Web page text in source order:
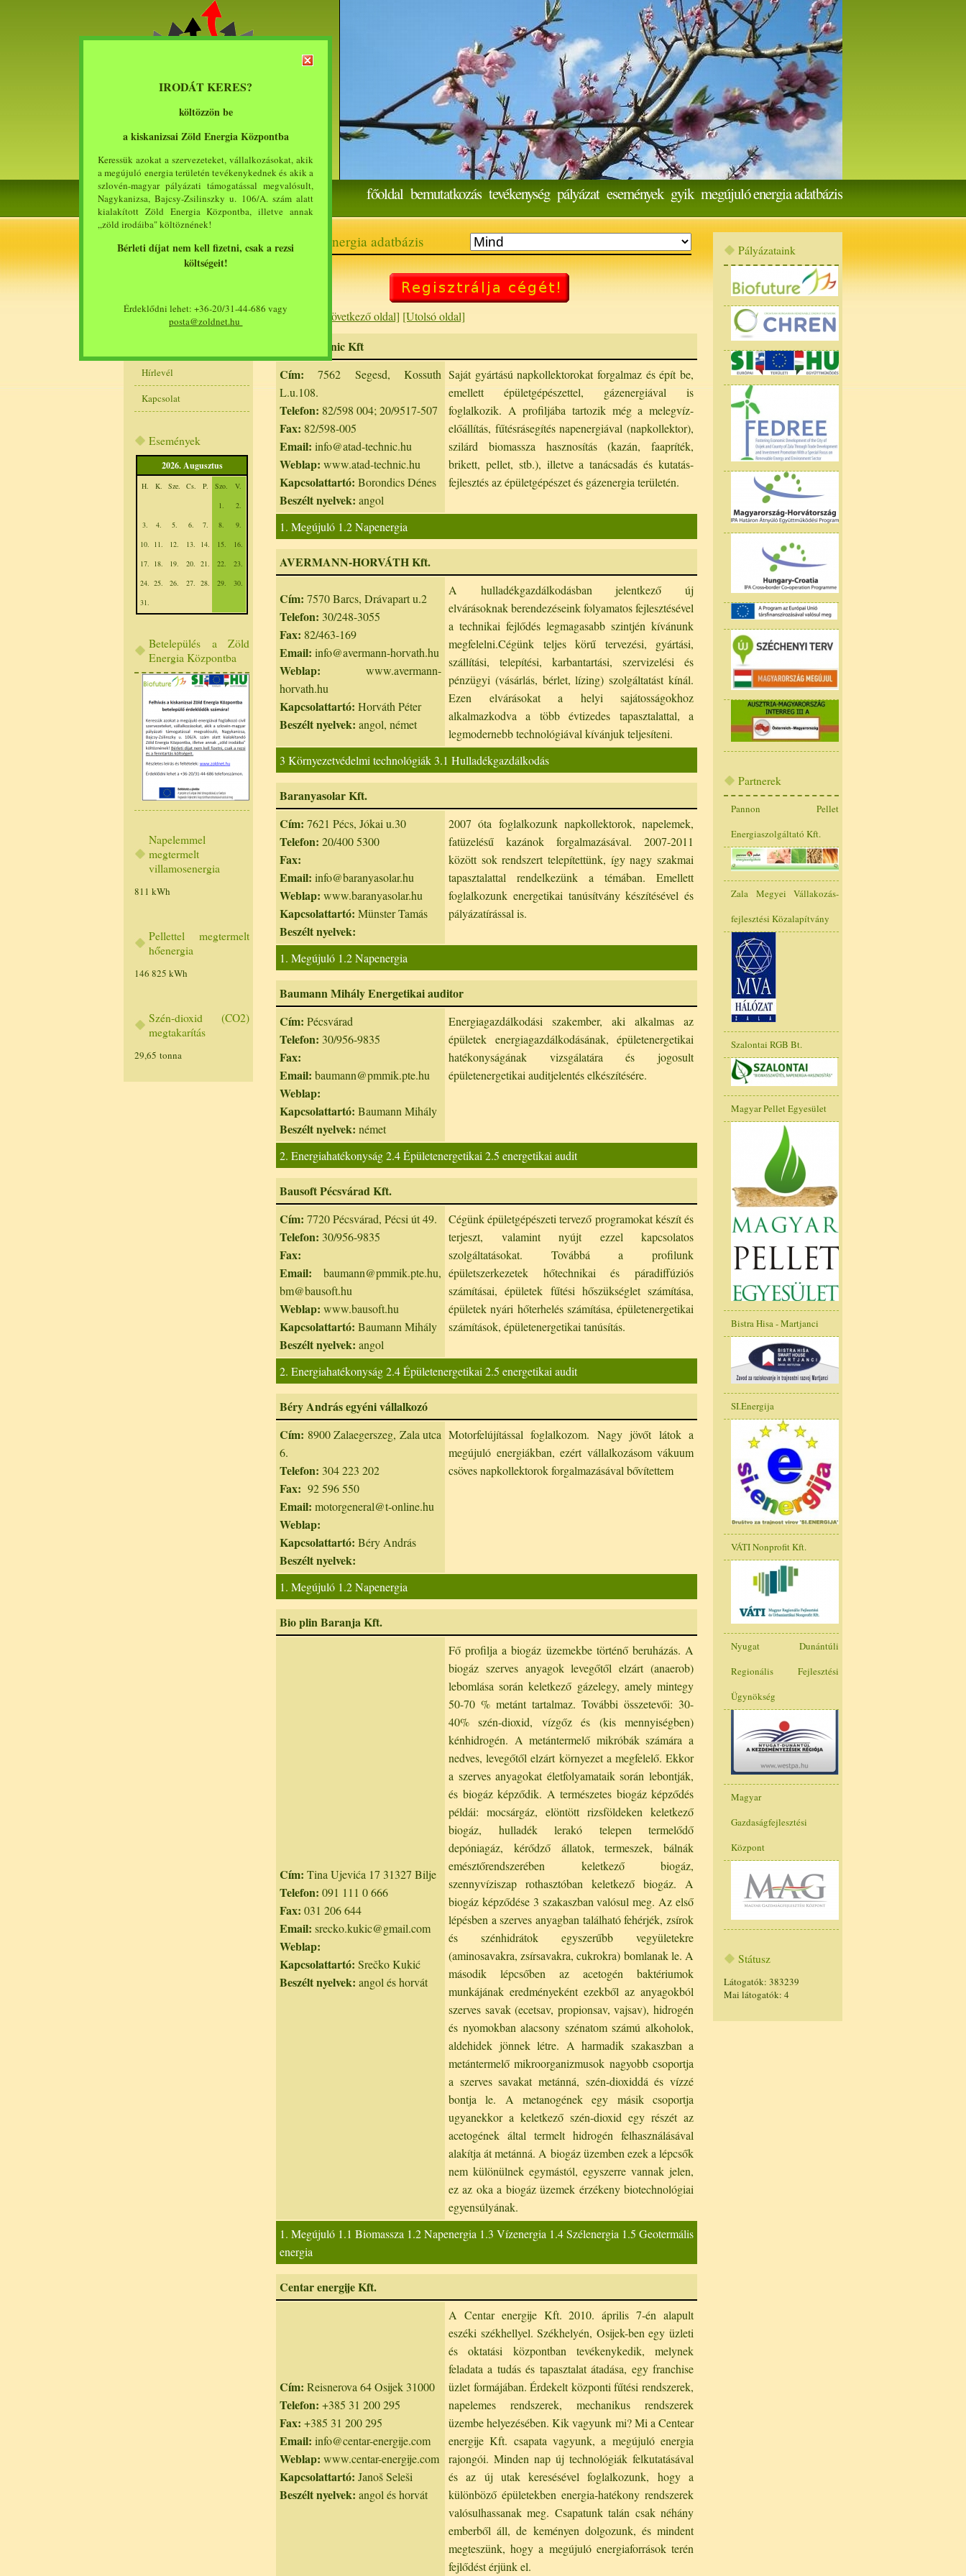
IRODÁT KERES?
költözzön be
a kiskanizsai Zöld Energia Központba
Keressük azokat a szervezeteket, vállalkozásokat, akik
a megújuló energia területén tevékenykednek és akik a
szlovén-magyar pályázati támogatással megvalósult,
Nagykanizsa, Bajcsy-Zsilinszky u. 106/A. szám alatt
kialakított Zöld Energia Központba, illetve annak
„zöld irodáiba" költöznének!
Bérleti díjat nem kell fizetni, csak a rezsi
költségeit!
Érdeklődni lehet: +36-20/31-44-686 vagy
posta@zoldnet.hu
főoldal bemutatkozás tevékenység pályázat események gyik megújuló energia adatbázis
Menü
Bemutatkozás
Pályázat
Hírlevél
Kapcsolat
Események
2026. Augusztus
H. K. Sze. Cs. P. Szo.
V.
1.
2.
3.
4. 5. 6. 7. 8.
9.
10. 11. 12. 13. 14. 15.
16.
17. 18. 19. 20. 21. 22.
23.
24. 25. 26. 27. 28. 29.
30.
31.
Betelepülés a Zöld
Energia Központba
Napelemmel
megtermelt
villamosenergia
811 kWh
Pellettel megtermelt
hőenergia
146 825 kWh
Szén-dioxid (CO2)
megtakarítás
29,65 tonna
Megújuló energia adatbázis
1 23 [Következő oldal] [Utolsó oldal]
Atád-Technic Kft
Cím: 7562 Segesd, Kossuth
L.u.108.
Telefon: 82/598 004; 20/9517-507
Fax: 82/598-005
Email: info@atad-technic.hu
Weblap: www.atad-technic.hu
Kapcsolattartó: Borondics Dénes
Beszélt nyelvek: angol
Saját gyártású napkollektorokat forgalmaz és épít be,
emellett épületgépészettel, gázenergiával is
foglalkozik. A profiljába tartozik még a melegvíz-
előállítás, fűtésrásegítés napenergiával (napkollektor),
szilárd biomassza hasznosítás (kazán, faapríték,
brikett, pellet, stb.), illetve a tanácsadás és kutatás-
fejlesztés az épületgépészet és gázenergia területén.
1. Megújuló 1.2 Napenergia
AVERMANN-HORVÁTH Kft.
Cím: 7570 Barcs, Drávapart u.2
Telefon: 30/248-3055
Fax: 82/463-169
Email: info@avermann-horvath.hu
Weblap: www.avermann-
horvath.hu
Kapcsolattartó: Horváth Péter
Beszélt nyelvek: angol, német
A hulladékgazdálkodásban jelentkező új
elvárásoknak berendezéseink folyamatos fejlesztésével
a technikai fejlődés legmagasabb szintjén kívánunk
megfelelni.Cégünk teljes körű tervezési, gyártási,
szállítási, telepítési, karbantartási, szervizelési és
pénzügyi (vásárlás, bérlet, lízing) szolgáltatást kínál.
Ezen elvárásokat a helyi sajátosságokhoz
alkalmazkodva a több évtizedes tapasztalattal, a
legmodernebb technológiával kívánjuk teljesíteni.
3 Környezetvédelmi technológiák 3.1 Hulladékgazdálkodás
Baranyasolar Kft.
Cím: 7621 Pécs, Jókai u.30
Telefon: 20/400 5300
Fax:
Email: info@baranyasolar.hu
Weblap: www.baranyasolar.hu
Kapcsolattartó: Münster Tamás
Beszélt nyelvek:
2007 óta foglalkozunk napkollektorok, napelemek,
fatüzelésű kazánok forgalmazásával. 2007-2011
között sok rendszert telepítettünk, így nagy szakmai
tapasztalattal rendelkezünk a témában. Emellett
foglalkozunk energetikai tanúsítvány készítésével és
pályázatírással is.
1. Megújuló 1.2 Napenergia
Baumann Mihály Energetikai auditor
Cím: Pécsvárad
Telefon: 30/956-9835
Fax:
Email: baumann@pmmik.pte.hu
Weblap:
Kapcsolattartó: Baumann Mihály
Beszélt nyelvek: német
Energiagazdálkodási szakember, aki alkalmas az
épületek energiagazdálkodásának, épületenergetikai
hatékonyságának vizsgálatára és jogosult
épületenergetikai auditjelentés elkészítésére.
2. Energiahatékonyság 2.4 Épületenergetikai 2.5 energetikai audit
Bausoft Pécsvárad Kft.
Cím: 7720 Pécsvárad, Pécsi út 49.
Telefon: 30/956-9835
Fax:
Email: baumann@pmmik.pte.hu,
bm@bausoft.hu
Weblap: www.bausoft.hu
Kapcsolattartó: Baumann Mihály
Beszélt nyelvek: angol
Cégünk épületgépészeti tervező programokat készít és
terjeszt, valamint nyújt ezzel kapcsolatos
szolgáltatásokat. Továbbá a profilunk
épületszerkezetek hőtechnikai és páradiffúziós
számításai, épületek fűtési hőszükséglet számítása,
épületek nyári hőterhelés számítása, épületenergetikai
számítások, épületenergetikai tanúsítás.
2. Energiahatékonyság 2.4 Épületenergetikai 2.5 energetikai audit
Béry András egyéni vállalkozó
Cím: 8900 Zalaegerszeg, Zala utca
6.
Telefon: 304 223 202
Fax: 92 596 550
Email: motorgeneral@t-online.hu
Weblap:
Kapcsolattartó: Béry András
Beszélt nyelvek:
Motorfelújítással foglalkozom. Nagy jövőt látok a
megújuló energiákban, ezért vállalkozásom vákuum
csöves napkollektorok forgalmazásával bővítettem
1. Megújuló 1.2 Napenergia
Bio plin Baranja Kft.
Cím: Tina Ujevića 17 31327 Bilje
Telefon: 091 111 0 666
Fax: 031 206 644
Email: srecko.kukic@gmail.com
Weblap:
Kapcsolattartó: Srečko Kukić
Beszélt nyelvek: angol és horvát
Fő profilja a biogáz üzemekbe történő beruházás. A
biogáz szerves anyagok levegőtől elzárt (anaerob)
lebomlása során keletkező gázelegy, amely mintegy
50-70 % metánt tartalmaz. További összetevői: 30-
40% szén-dioxid, vízgőz és (kis mennyiségben)
kénhidrogén. A metántermelő mikróbák számára a
nedves, levegőtől elzárt környezet a megfelelő. Ekkor
a szerves anyagokat életfolyamataik során lebontják,
és biogáz képződik. A természetes biogáz képződés
példái: mocsárgáz, elöntött rizsföldeken keletkező
biogáz, hulladék lerakó telepen termelődő
depóniagáz, kérődző állatok, termeszek, bálnák
emésztőrendszerében keletkező biogáz,
szennyvíziszap rothasztóban keletkező biogáz. A
biogáz képződése 3 szakaszban valósul meg. Az első
lépésben a szerves anyagban található fehérjék, zsírok
és szénhidrátok egyszerűbb vegyületekre
(aminosavakra, zsírsavakra, cukrokra) bomlanak le. A
második lépcsőben az acetogén baktériumok
munkájának eredményeként ezekből az anyagokból
szerves savak (ecetsav, propionsav, vajsav), hidrogén
és nyomokban alacsony szénatom számú alkoholok,
aldehidek jönnek létre. A harmadik szakaszban a
metántermelő mikroorganizmusok nagyobb csoportja
a szerves savakat metánná, szén-dioxiddá és vízzé
bontja le. A metanogének egy másik csoportja
ugyanekkor a keletkező szén-dioxid egy részét az
acetogének által termelt hidrogén felhasználásával
alakítja át metánná. A biogáz üzemben ezek a lépcsők
nem különülnek egymástól, egyszerre vannak jelen,
ez az oka a biogáz üzemek érzékeny biotechnológiai
egyensúlyának.
1. Megújuló 1.1 Biomassza 1.2 Napenergia 1.3 Vízenergia 1.4 Szélenergia 1.5 Geotermális
energia
Centar energije Kft.
Cím: Reisnerova 64 Osijek 31000
Telefon: +385 31 200 295
Fax: +385 31 200 295
Email: info@centar-energije.com
Weblap: www.centar-energije.com
Kapcsolattartó: Janoš Seleši
Beszélt nyelvek: angol és horvát
A Centar energije Kft. 2010. április 7-én alapult
eszéki székhellyel. Székhelyén, Osijek-ben egy üzleti
és oktatási központban tevékenykedik, melynek
feladata a tudás és tapasztalat átadása, egy franchise
üzlet formájában. Érdekelt központi fűtési rendszerek,
napelemes rendszerek, mechanikus rendszerek
üzembe helyezésében. Kik vagyunk mi? Mi a Centear
energije Kft. csapata vagyunk, a megújuló energia
rajongói. Minden nap új technológiák felkutatásával
és az új utak keresésével foglalkozunk, hogy a
különböző épületekben energia-hatékony rendszerek
valósulhassanak meg. Csapatunk talán csak néhány
emberből áll, de keményen dolgozunk, és mindent
megteszünk, hogy a megújuló energiaforrások terén
fejlődést érjünk el.
Pályázataink
Partnerek
Pannon Pellet
Energiaszolgáltató Kft.
Zala Megyei Vállakozás-
fejlesztési Közalapítvány
Szalontai RGB Bt.
Magyar Pellet Egyesület
Bistra Hisa - Martjanci
SI.Energija
VÁTI Nonprofit Kft.
Nyugat Dunántúli
Regionális Fejlesztési
Ügynökség
Magyar
Gazdaságfejlesztési
Központ
Státusz
Látogatók: 383239
Mai látogatók: 4